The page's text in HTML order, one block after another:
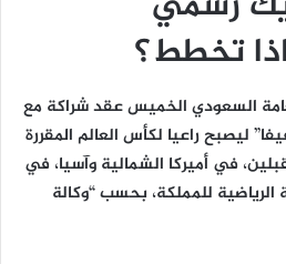
تخطط؟
السعودي الخميس عقد شراكة مع
ليصبح راعيا لكأس العالم المقررة
و19 تموز المقبلين، في أميركا الشمالية وآسيا، في
للمملكة، بحسب “وكالة